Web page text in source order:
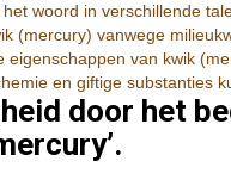
woord in verschillende
(mercury) vanwege
van kwik
en giftige substanties
door het